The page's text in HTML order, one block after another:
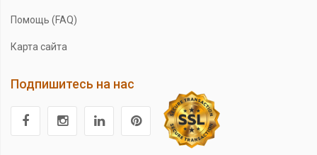
Помощь (FAQ)
Карта сайта
Подпишитесь на нас